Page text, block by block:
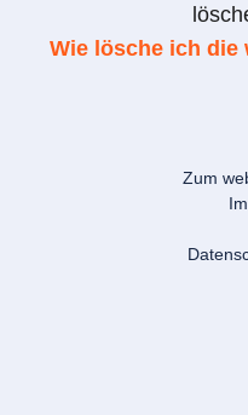
Wie lösche ich die
Zum